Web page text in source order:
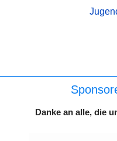
Danke an alle, die